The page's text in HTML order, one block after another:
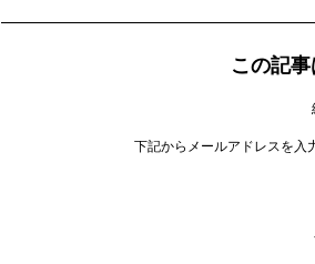
この記
下記からメールアドレスを入